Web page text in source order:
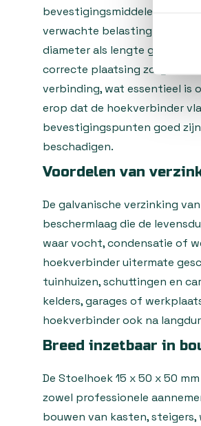
bevestigingsmiddelen te
verwachte belasting. Denk
diameter als lengte geschikt
correcte plaatsing zorgt voor
verbinding, wat essentieel is
erop dat de hoekverbinder
bevestigingspunten goed
beschadigen.
Voordelen van
De galvanische verzinking
beschermlaag die de
waar vocht, condensatie of
hoekverbinder uitermate
tuinhuizen, schuttingen en
kelders, garages of
hoekverbinder ook na
Breed inzetbaar in
De Stoelhoek 15 x 50 x 50
zowel professionele
bouwen van kasten,